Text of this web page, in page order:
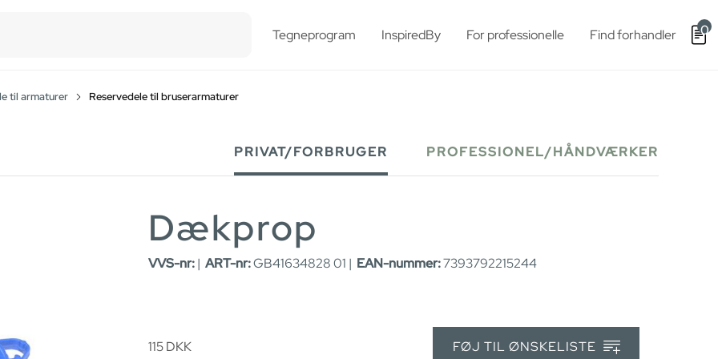
Tegneprogram InspiredBy For professionelle Find forhandler 0
til armaturer Reservedele til bruserarmaturer
PRIVAT/FORBRUGER PROFESSIONEL/HÅNDVÆRKER
Dækprop
VVS-nr:| ART-nr:GB41634828 01 | EAN-nummer:7393792215244
115DKK
FØJ TIL ØNSKELISTE